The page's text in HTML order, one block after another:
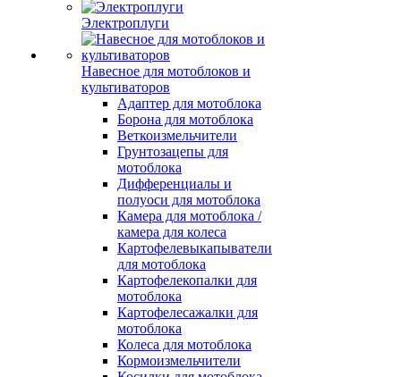
Электроплуги
Навесное для мотоблоков и
культиваторов
Адаптер для мотоблока
Борона для мотоблока
Веткоизмельчители
Грунтозацепы для
мотоблока
Дифференциалы и
полуоси для мотоблока
Камера для мотоблока /
камера для колеса
Картофелевыкапыватели
для мотоблока
Картофелекопалки для
мотоблока
Картофелесажалки для
мотоблока
Колеса для мотоблока
Кормоизмельчители